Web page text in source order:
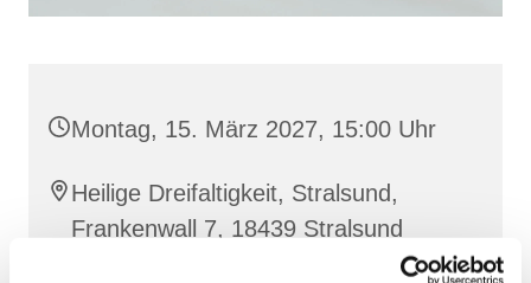
Montag, 15. März 2027, 15:00 Uhr
Heilige Dreifaltigkeit, Stralsund,
Frankenwall 7, 18439 Stralsund